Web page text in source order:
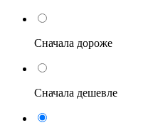
Сначала дороже
Сначала дешевле